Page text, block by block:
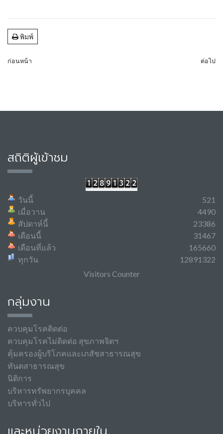
พิมพ์
ก่อนหน้า ต่อไป
สถิติผู้เข้าชม
วันนี้
เมื่อวาน
สัปดาห์นี้
เดือนนี้
เดือนที่แล้ว
ทุกวัน
521
4490
23386
31467
165660
12891322
Visitors Counter
กลุ่มงาน
ควบคุมโรคติดต่อ
ควบคุมโรคไม่ติดต่อ สุขภาพจิตฯ
คุ้มครองผู้บริโภคและเภสัชสาธารณสุข
ทันตสาธารณสุข
นิติการ
บริหารทรัพยากรบุคคล
บริหารทั่วไป